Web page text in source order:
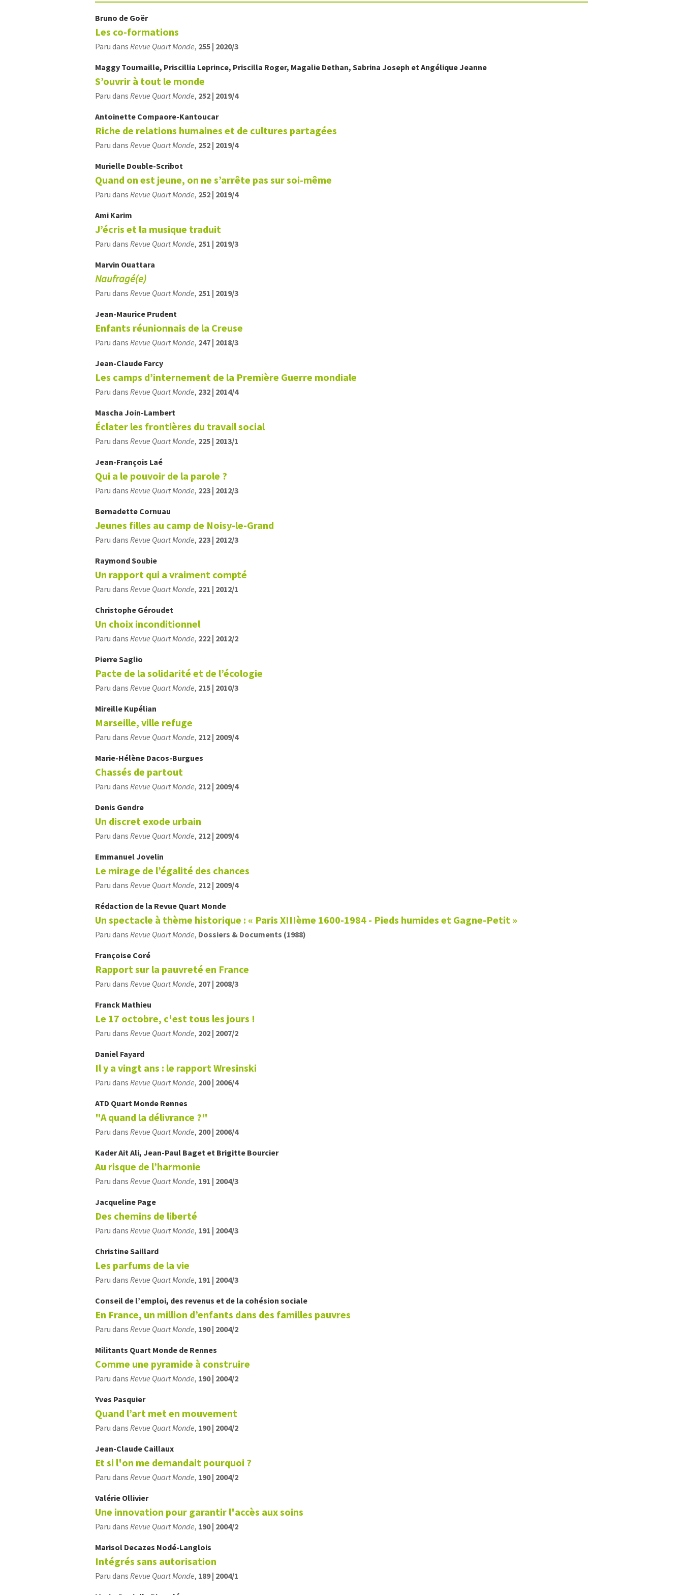
Bruno de Goër
Les co-formations
Paru dans Revue Quart Monde, 255 | 2020/3
Maggy Tournaille, Priscillia Leprince, Priscilla Roger, Magalie Dethan, Sabrina Joseph etAngéliqueJeanne
S’ouvrir à tout le monde
Paru dans Revue Quart Monde, 252 | 2019/4
Antoinette Compaore-Kantoucar
Riche de relations humaines et de cultures partagées
Paru dans Revue Quart Monde, 252 | 2019/4
Murielle Double-Scribot
Quand on est jeune, on ne s’arrête pas sur soi‑même
Paru dans Revue Quart Monde, 252 | 2019/4
Ami Karim
J’écris et la musique traduit
Paru dans Revue Quart Monde, 251 | 2019/3
Marvin Ouattara
Naufragé(e)
Paru dans Revue Quart Monde, 251 | 2019/3
Jean-Maurice Prudent
Enfants réunionnais de la Creuse
Paru dans Revue Quart Monde, 247 | 2018/3
Jean-Claude Farcy
Les camps d’internement de la Première Guerre mondiale
Paru dans Revue Quart Monde, 232 | 2014/4
Mascha Join-Lambert
Éclater les frontières du travail social
Paru dans Revue Quart Monde, 225 | 2013/1
Jean-François Laé
Qui a le pouvoir de la parole ?
Paru dans Revue Quart Monde, 223 | 2012/3
Bernadette Cornuau
Jeunes filles au camp de Noisy-le-Grand
Paru dans Revue Quart Monde, 223 | 2012/3
RaymondSoubie
Un rapport qui a vraiment compté
Paru dans Revue Quart Monde, 221 | 2012/1
Christophe Géroudet
Un choix inconditionnel
Paru dans Revue Quart Monde, 222 | 2012/2
PierreSaglio
Pacte de la solidarité et de l’écologie
Paru dans Revue Quart Monde, 215 | 2010/3
Mireille Kupélian
Marseille, ville refuge
Paru dans Revue Quart Monde, 212 | 2009/4
Marie-Hélène Dacos-Burgues
Chassés de partout
Paru dans Revue Quart Monde, 212 | 2009/4
Denis Gendre
Un discret exode urbain
Paru dans Revue Quart Monde, 212 | 2009/4
EmmanuelJovelin
Le mirage de l’égalité des chances
Paru dans Revue Quart Monde, 212 | 2009/4
Rédaction de la Revue Quart Monde
Un spectacle à thème historique : « Paris XIIIème 1600-1984 - Pieds humides et Gagne-Petit »
Paru dans Revue Quart Monde, Dossiers & Documents (1988)
Françoise Coré
Rapport sur la pauvreté en France
Paru dans Revue Quart Monde, 207 | 2008/3
Franck Mathieu
Le 17 octobre, c'est tous les jours !
Paru dans Revue Quart Monde, 202 | 2007/2
Daniel Fayard
Il y a vingt ans : le rapport Wresinski
Paru dans Revue Quart Monde, 200 | 2006/4
ATD Quart Monde Rennes
"A quand la délivrance ?"
Paru dans Revue Quart Monde, 200 | 2006/4
KaderAit Ali, Jean-Paul Baget et Brigitte Bourcier
Au risque de l’harmonie
Paru dans Revue Quart Monde, 191 | 2004/3
Jacqueline Page
Des chemins de liberté
Paru dans Revue Quart Monde, 191 | 2004/3
ChristineSaillard
Les parfums de la vie
Paru dans Revue Quart Monde, 191 | 2004/3
Conseil de l’emploi, des revenus et de la cohésion sociale
En France, un million d’enfants dans des familles pauvres
Paru dans Revue Quart Monde, 190 | 2004/2
Militants Quart Monde de Rennes
Comme une pyramide à construire
Paru dans Revue Quart Monde, 190 | 2004/2
Yves Pasquier
Quand l’art met en mouvement
Paru dans Revue Quart Monde, 190 | 2004/2
Jean-Claude Caillaux
Et si l'on me demandait pourquoi ?
Paru dans Revue Quart Monde, 190 | 2004/2
Valérie Ollivier
Une innovation pour garantir l'accès aux soins
Paru dans Revue Quart Monde, 190 | 2004/2
Marisol Decazes Nodé-Langlois
Intégrés sans autorisation
Paru dans Revue Quart Monde, 189 | 2004/1